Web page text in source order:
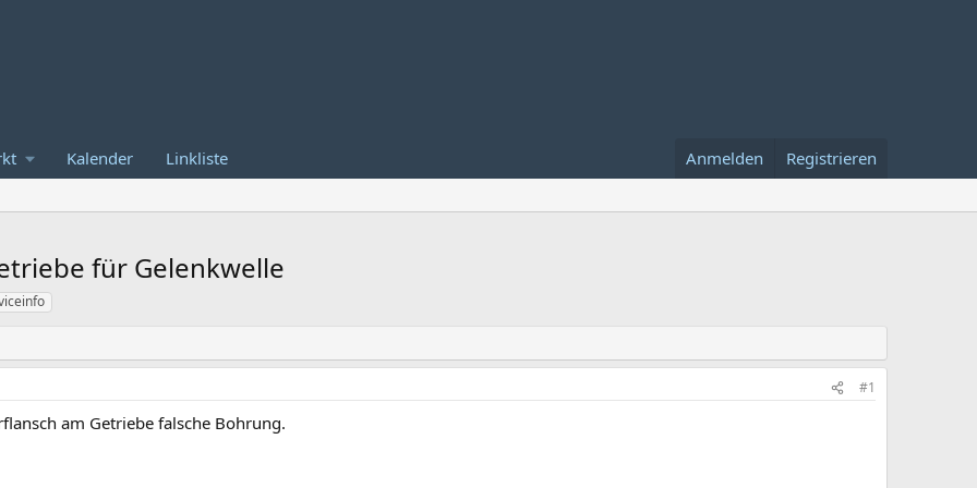
Kalender Linkliste Anmelden Registrieren
für Gelenkwelle
#1
am Getriebe falsche Bohrung.